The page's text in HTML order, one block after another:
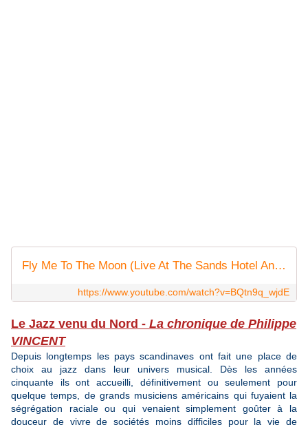
Fly Me To The Moon (Live At The Sands Hotel And Casino/1966)
https://www.youtube.com/watch?v=BQtn9q_wjdE
Le Jazz venu du Nord - La chronique de Philippe
VINCENT
Depuis longtemps les pays scandinaves ont fait une place de
choix au jazz dans leur univers musical. Dès les années
cinquante ils ont accueilli, définitivement ou seulement pour
quelque temps, de grands musiciens américains qui fuyaient la
ségrégation raciale ou qui venaient simplement goûter à la
douceur de vivre de sociétés moins difficiles pour la vie de